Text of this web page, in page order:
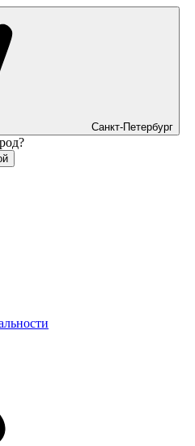
Санкт-Петербург